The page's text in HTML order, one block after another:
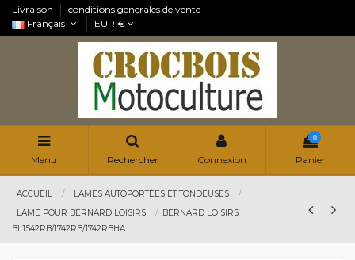
Livraison
conditions generales de vente
Français
EUR €
Menu Rechercher Connexion
0
Panier
ACCUEIL
LAMES AUTOPORTÉES ET TONDEUSES
LAME POUR BERNARD LOISIRS
BERNARD LOISIRS
BL1542RB/1742RB/1742RBHA